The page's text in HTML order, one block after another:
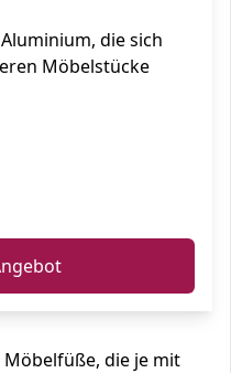
die sich
Möbelstücke
die je mit